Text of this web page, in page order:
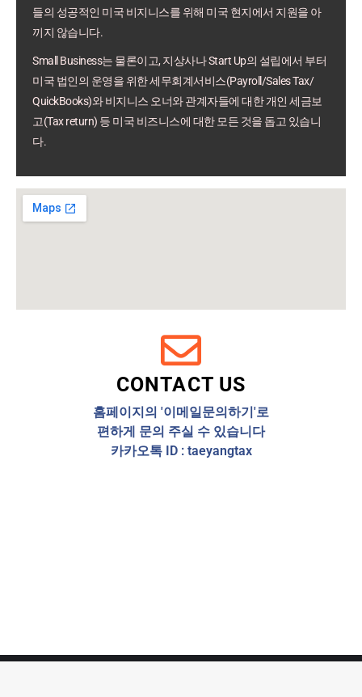
들의 성공적인 미국 비지니스를 위해 미국 현지에서 지원을 아
끼지 않습니다.
Small Business는 물론이고, 지상사나 Start Up의 설립에서 부터
미국 법인의 운영을 위한 세무회계서비스(Payroll/Sales Tax/
QuickBooks)와 비지니스 오너와 관계자들에 대한 개인 세금보
고(Tax return) 등 미국 비즈니스에 대한 모든 것을 돕고 있습니
다.
CONTACT US
홈페이지의 '이메일문의하기'로
편하게 문의 주실 수 있습니다
카카오톡 ID : taeyangtax